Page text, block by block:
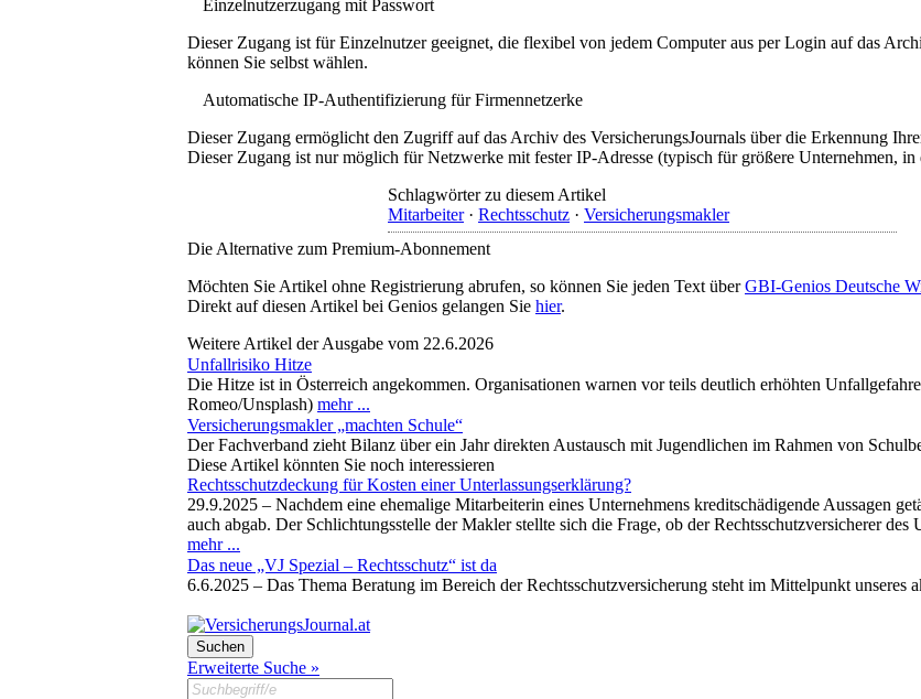
Einzelnutzerzugang mit Passwort
Dieser Zugang ist für Einzelnutzer geeignet, die flexibel von jedem Computer aus per Login auf das
können Sie selbst wählen.
Automatische IP-Authentifizierung für Firmennetzerke
Dieser Zugang ermöglicht den Zugriff auf das Archiv des VersicherungsJournals über die Erkennung
Dieser Zugang ist nur möglich für Netzwerke mit fester IP-Adresse (typisch für größere Unternehmen,
Schlagwörter zu diesem Artikel
Mitarbeiter· Rechtsschutz · Versicherungsmakler
Die Alternative zum Premium-Abonnement
Möchten Sie Artikel ohne Registrierung abrufen, so können Sie jeden Text überGBI-Genios Deutsche
Direkt auf diesen Artikel bei Genios gelangen Sie hier.
Weitere Artikel der Ausgabe vom 22.6.2026
Unfallrisiko Hitze
Die Hitze ist in Österreich angekommen. Organisationen warnen vor teils deutlich erhöhten
Romeo/Unsplash) mehr ...
Versicherungsmakler „machten Schule“
Der Fachverband zieht Bilanz über ein Jahr direkten Austausch mit Jugendlichen im Rahmen von
Diese Artikel könnten Sie noch interessieren
Rechtsschutzdeckung für Kosten einer Unterlassungserklärung?
29.9.2025 – Nachdem eine ehemalige Mitarbeiterin eines Unternehmens kreditschädigende Aussagen
auch abgab. Der Schlichtungsstelle der Makler stellte sich die Frage, ob der Rechtsschutzversicherer
mehr ...
Das neue „VJ Spezial – Rechtsschutz“ ist da
6.6.2025 – Das Thema Beratung im Bereich der Rechtsschutzversicherung steht im Mittelpunkt
Erweiterte Suche »